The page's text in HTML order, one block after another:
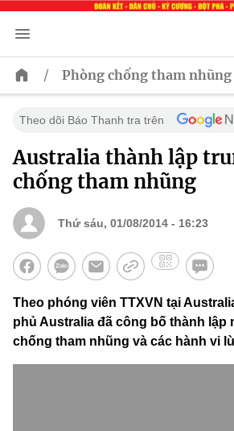
/ Phòng chống tham nhũng
Theo dõi Báo Thanh tra trên
Australia thành lập
chống tham nhũng
Thứ sáu, 01/08/2014 - 16:23
Theo phóng viên TTXVN tại
phủ Australia đã công bố thành lập
chống tham nhũng và các hành vi